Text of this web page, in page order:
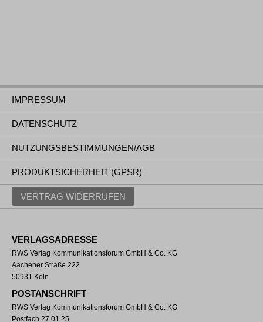
IMPRESSUM
DATENSCHUTZ
NUTZUNGSBESTIMMUNGEN/AGB
PRODUKTSICHERHEIT (GPSR)
VERTRAG WIDERRUFEN
VERLAGSADRESSE
RWS Verlag Kommunikationsforum GmbH & Co. KG
Aachener Straße 222
50931 Köln
POSTANSCHRIFT
RWS Verlag Kommunikationsforum GmbH & Co. KG
Postfach 27 01 25